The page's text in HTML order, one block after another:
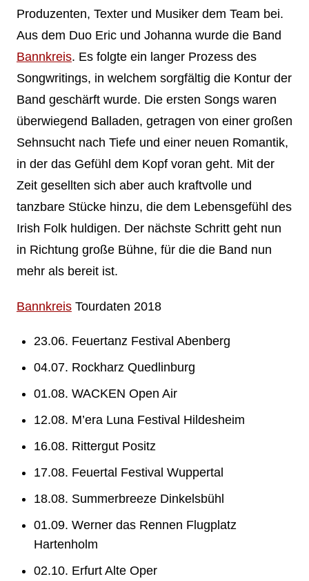
Produzenten, Texter und Musiker dem Team bei.
Aus dem Duo Eric und Johanna wurde die Band
Bannkreis. Es folgte ein langer Prozess des
Songwritings, in welchem sorgfältig die Kontur der
Band geschärft wurde. Die ersten Songs waren
überwiegend Balladen, getragen von einer großen
Sehnsucht nach Tiefe und einer neuen Romantik,
in der das Gefühl dem Kopf voran geht. Mit der
Zeit gesellten sich aber auch kraftvolle und
tanzbare Stücke hinzu, die dem Lebensgefühl des
Irish Folk huldigen. Der nächste Schritt geht nun
in Richtung große Bühne, für die die Band nun
mehr als bereit ist.
BannkreisTourdaten 2018
23.06. Feuertanz Festival Abenberg
04.07. Rockharz Quedlinburg
01.08. WACKEN Open Air
12.08. M’era Luna Festival Hildesheim
16.08. Rittergut Positz
17.08. Feuertal Festival Wuppertal
18.08. Summerbreeze Dinkelsbühl
01.09. Werner das Rennen Flugplatz
Hartenholm
02.10. Erfurt Alte Oper